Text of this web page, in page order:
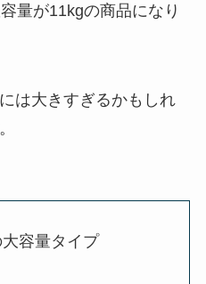
量が11kgの商品になり
は大きすぎるかもしれ
容量タイプ